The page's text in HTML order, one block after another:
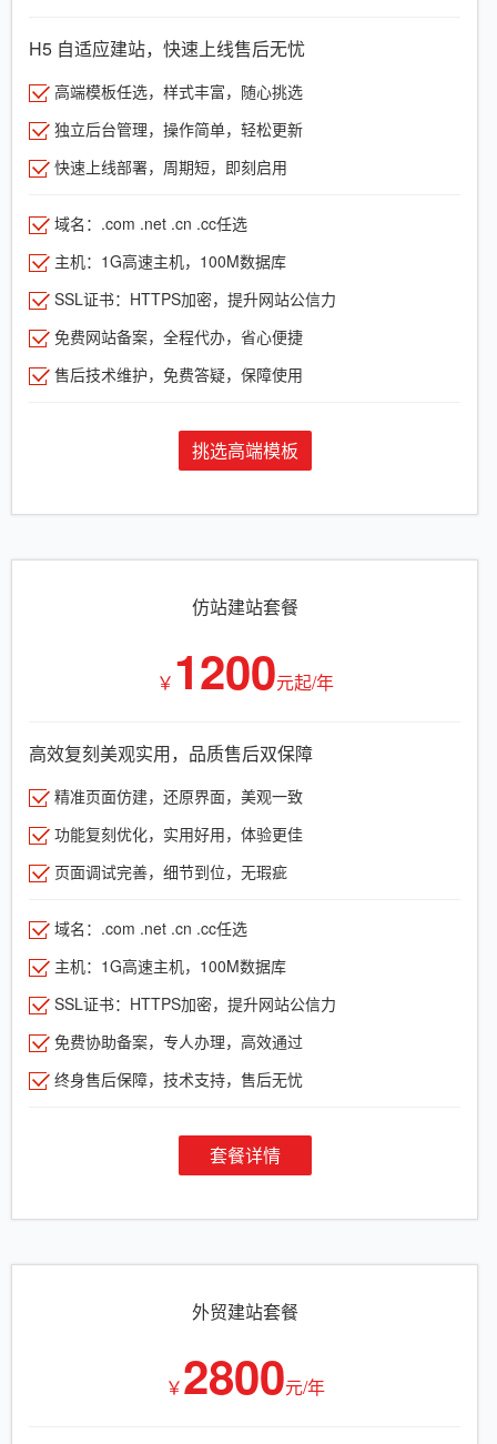
H5 自适应建站，快速上线售后无忧
高端模板任选，样式丰富，随心挑选
独立后台管理，操作简单，轻松更新
快速上线部署，周期短，即刻启用
域名：.com .net .cn .cc任选
主机：1G高速主机，100M数据库
SSL证书：HTTPS加密，提升网站公信力
免费网站备案，全程代办，省心便捷
售后技术维护，免费答疑，保障使用
挑选高端模板
仿站建站套餐
￥ 1200元起/年
高效复刻美观实用，品质售后双保障
精准页面仿建，还原界面，美观一致
功能复刻优化，实用好用，体验更佳
页面调试完善，细节到位，无瑕疵
域名：.com .net .cn .cc任选
主机：1G高速主机，100M数据库
SSL证书：HTTPS加密，提升网站公信力
免费协助备案，专人办理，高效通过
终身售后保障，技术支持，售后无忧
套餐详情
外贸建站套餐
￥2800元/年